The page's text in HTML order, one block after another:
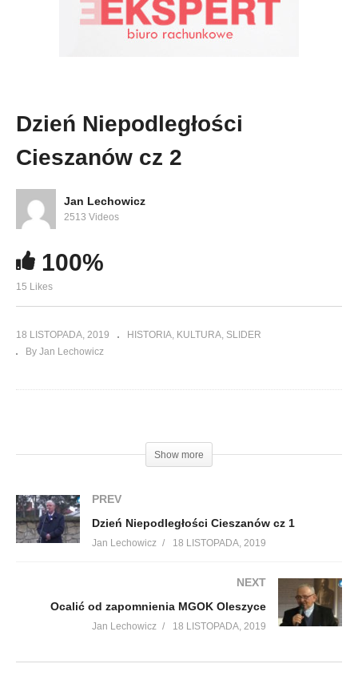
Dzień Niepodległości
Cieszanów cz 2
Jan Lechowicz
2513 Videos
100%
15 Likes
18 LISTOPADA, 2019 HISTORIA KULTURA SLIDER
By Jan Lechowicz
Show more
PREV
Dzień Niepodległości Cieszanów cz 1
Jan Lechowicz 18 LISTOPADA, 2019
NEXT
Ocalić od zapomnienia MGOK Oleszyce
Jan Lechowicz 18 LISTOPADA, 2019